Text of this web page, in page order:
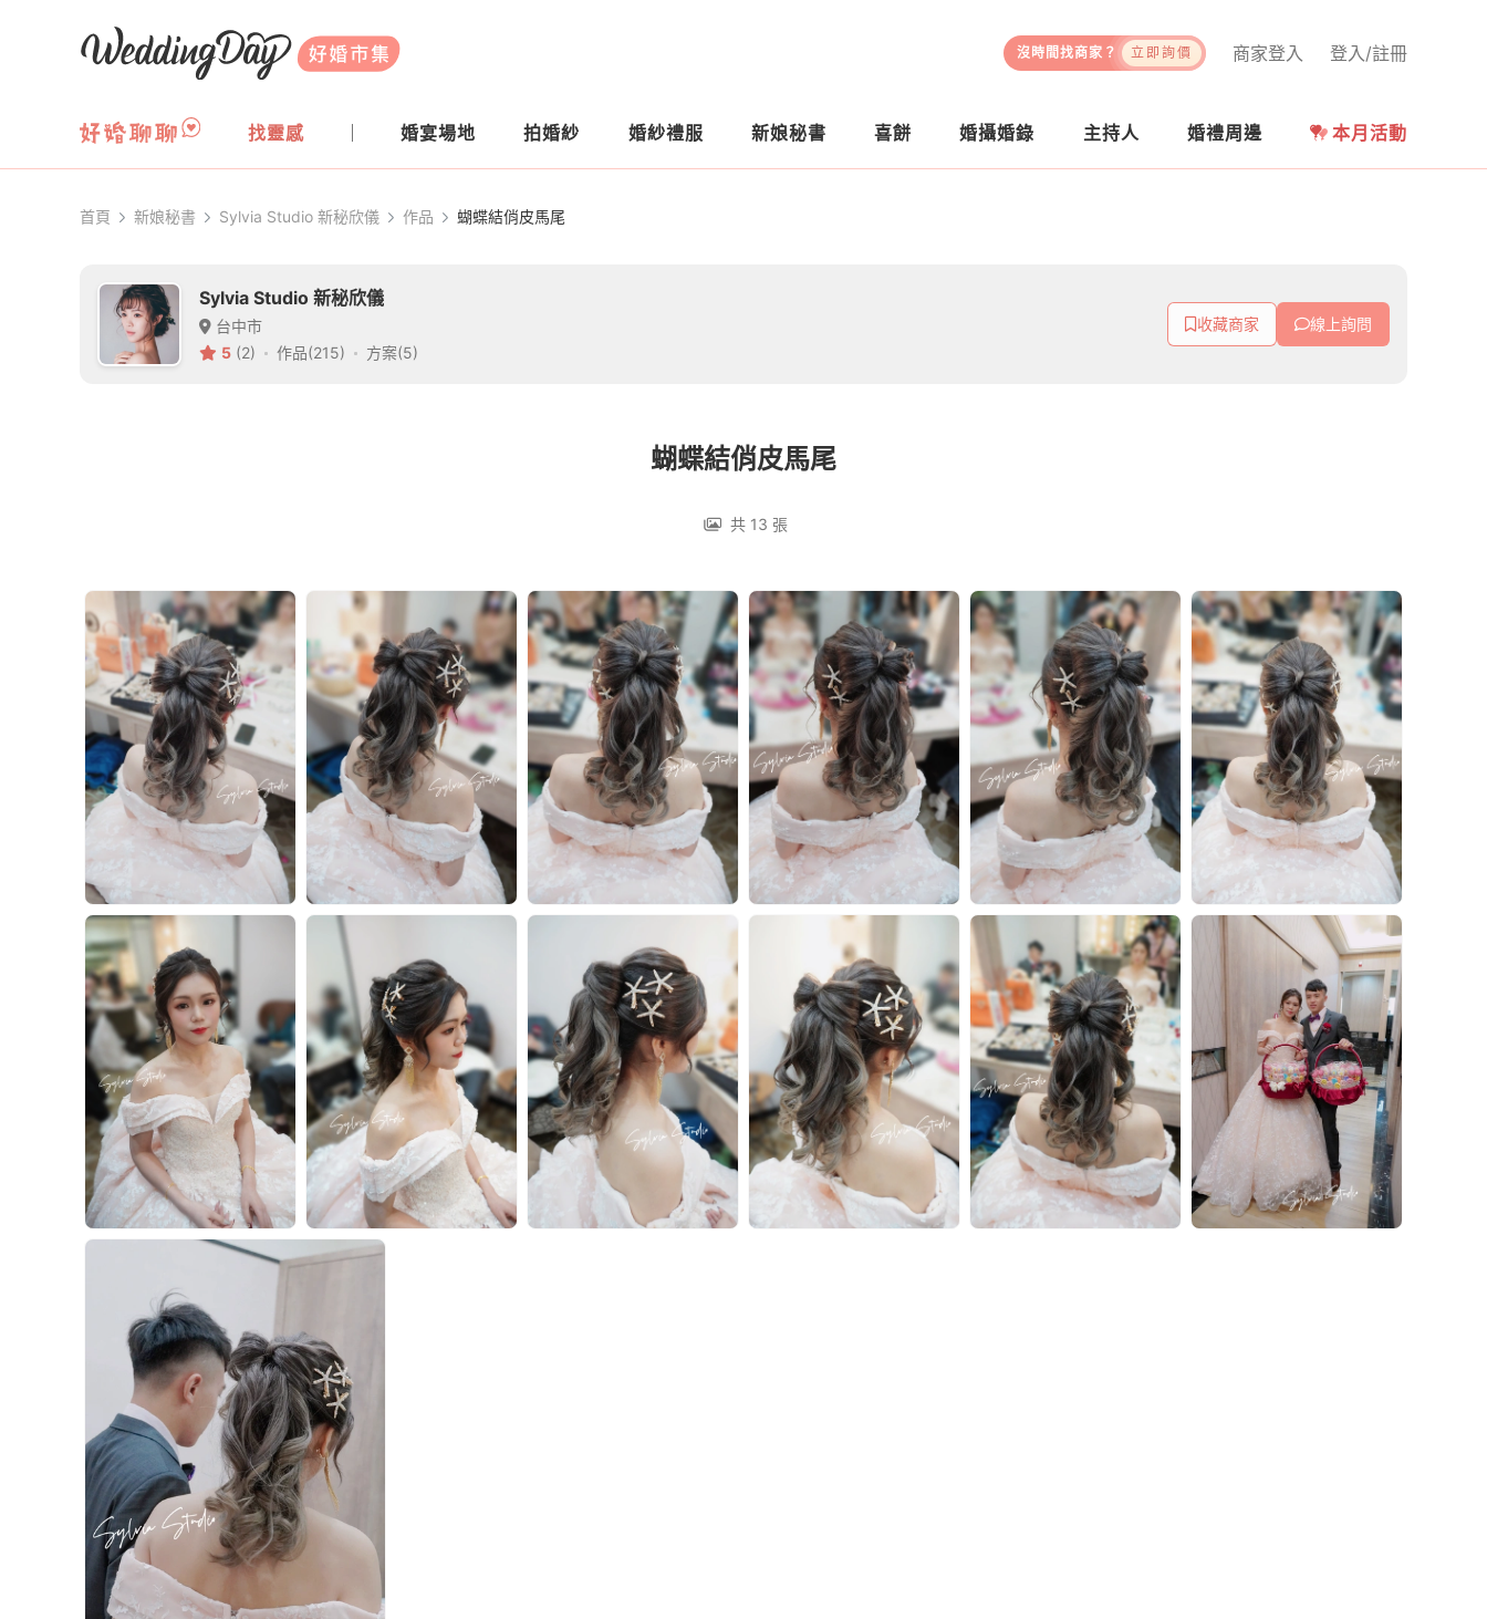
WeddingDay 好婚市集
登入/註冊
商家登入
沒時間找商家？ 立即詢價
找靈感 婚宴場地 拍婚紗 婚紗禮服 新娘秘書 喜餅 婚攝婚錄 主持人 婚禮周邊 本月活動
首頁 新娘秘書 Sylvia Studio 新秘欣儀 作品 蝴蝶結俏皮馬尾
Sylvia Studio 新秘欣儀
台中市
5 (2) 作品(215) 方案(5)
收藏商家 線上詢問
蝴蝶結俏皮馬尾
共 13 張